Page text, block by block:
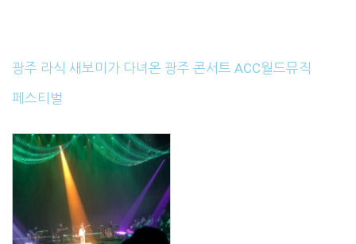
광주 라식 새보미가 다녀온 광주 콘서트 ACC월드뮤직
페스티벌